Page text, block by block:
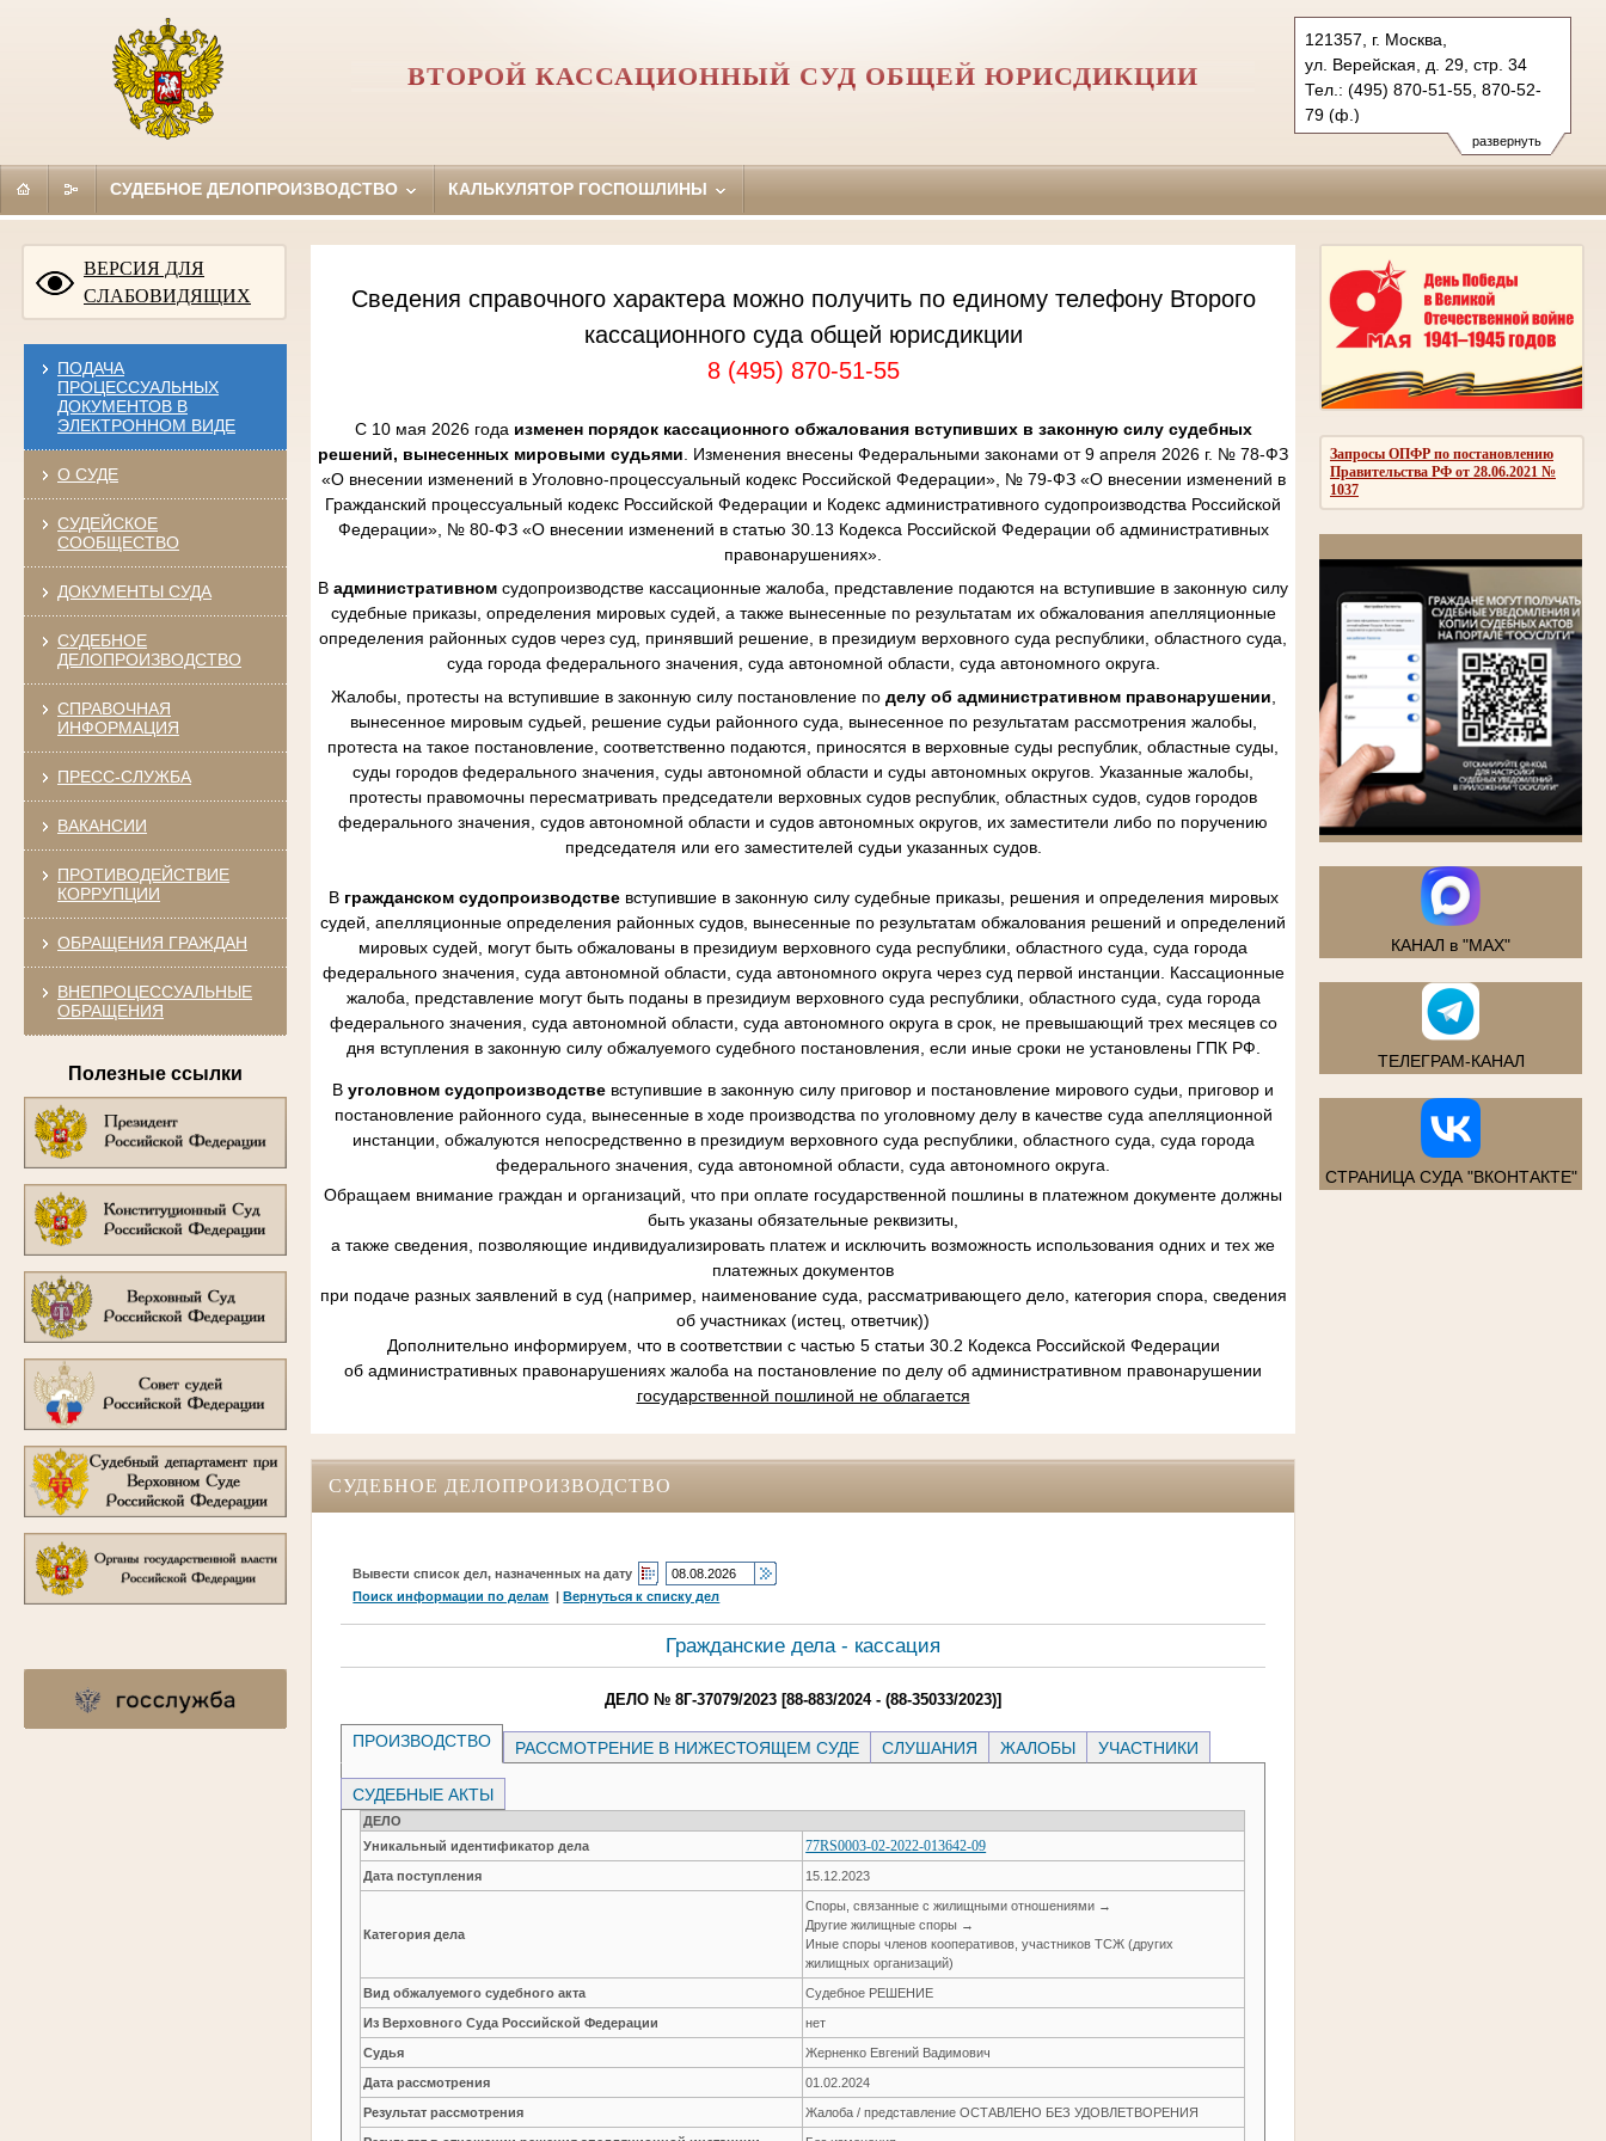
развернуть
121357, г. Москва,
ул. Верейская, д. 29, стр. 34
Тел.: (495) 870-51-55, 870-52-
79 (ф.)
2kas@sudrf.ru
ВТОРОЙ КАССАЦИОННЫЙ СУД ОБЩЕЙ ЮРИСДИКЦИИ
СУДЕБНОЕ ДЕЛОПРОИЗВОДСТВО КАЛЬКУЛЯТОР ГОСПОШЛИНЫ
ВЕРСИЯ ДЛЯ
СЛАБОВИДЯЩИХ
ПОДАЧА
ПРОЦЕССУАЛЬНЫХ
ДОКУМЕНТОВ В
ЭЛЕКТРОННОМ ВИДЕ
О СУДЕ
СУДЕЙСКОЕ
СООБЩЕСТВО
ДОКУМЕНТЫ СУДА
СУДЕБНОЕ
ДЕЛОПРОИЗВОДСТВО
СПРАВОЧНАЯ
ИНФОРМАЦИЯ
ПРЕСС-СЛУЖБА
ВАКАНСИИ
ПРОТИВОДЕЙСТВИЕ
КОРРУПЦИИ
ОБРАЩЕНИЯ ГРАЖДАН
ВНЕПРОЦЕССУАЛЬНЫЕ
ОБРАЩЕНИЯ
Полезные ссылки
Запросы ОПФР по постановлению
Правительства РФ от 28.06.2021 №
1037
КАНАЛ в "MAX"
ТЕЛЕГРАМ-КАНАЛ
СТРАНИЦА СУДА "ВКОНТАКТЕ"
Сведения справочного характера можно получить по единому телефону Второго
кассационного суда общей юрисдикции
8 (495) 870-51-55
С 10 мая 2026 года изменен порядок кассационного обжалования вступивших в законную силу судебных
решений, вынесенных мировыми судьями. Изменения внесены Федеральными законами от 9 апреля 2026 г. № 78-ФЗ
«О внесении изменений в Уголовно-процессуальный кодекс Российской Федерации», № 79-ФЗ «О внесении изменений в
Гражданский процессуальный кодекс Российской Федерации и Кодекс административного судопроизводства Российской
Федерации», № 80-ФЗ «О внесении изменений в статью 30.13 Кодекса Российской Федерации об административных
правонарушениях».
В административном судопроизводстве кассационные жалоба, представление подаются на вступившие в законную силу
судебные приказы, определения мировых судей, а также вынесенные по результатам их обжалования апелляционные
определения районных судов через суд, принявший решение, в президиум верховного суда республики, областного суда,
суда города федерального значения, суда автономной области, суда автономного округа.
Жалобы, протесты на вступившие в законную силу постановление по делу об административном правонарушении,
вынесенное мировым судьей, решение судьи районного суда, вынесенное по результатам рассмотрения жалобы,
протеста на такое постановление, соответственно подаются, приносятся в верховные суды республик, областные суды,
суды городов федерального значения, суды автономной области и суды автономных округов. Указанные жалобы,
протесты правомочны пересматривать председатели верховных судов республик, областных судов, судов городов
федерального значения, судов автономной области и судов автономных округов, их заместители либо по поручению
председателя или его заместителей судьи указанных судов.
В гражданском судопроизводствевступившие в законную силу судебные приказы, решения и определения мировых
судей, апелляционные определения районных судов, вынесенные по результатам обжалования решений и определений
мировых судей, могут быть обжалованы в президиум верховного суда республики, областного суда, суда города
федерального значения, суда автономной области, суда автономного округа через суд первой инстанции. Кассационные
жалоба, представление могут быть поданы в президиум верховного суда республики, областного суда, суда города
федерального значения, суда автономной области, суда автономного округа в срок, не превышающий трех месяцев со
дня вступления в законную силу обжалуемого судебного постановления, если иные сроки не установлены ГПК РФ.
В уголовном судопроизводстве вступившие в законную силу приговор и постановление мирового судьи, приговор и
постановление районного суда, вынесенные в ходе производства по уголовному делу в качестве суда апелляционной
инстанции, обжалуются непосредственно в президиум верховного суда республики, областного суда, суда города
федерального значения, суда автономной области, суда автономного округа.
Обращаем внимание граждан и организаций, что при оплате государственной пошлины в платежном документе должны
быть указаны обязательные реквизиты,
а также сведения, позволяющие индивидуализировать платеж и исключить возможность использования одних и тех же
платежных документов
при подаче разных заявлений в суд (например, наименование суда, рассматривающего дело, категория спора, сведения
об участниках (истец, ответчик))
Дополнительно информируем, что в соответствии с частью 5 статьи 30.2 Кодекса Российской Федерации
об административных правонарушениях жалоба на постановление по делу об административном правонарушении
государственной пошлиной не облагается
СУДЕБНОЕ ДЕЛОПРОИЗВОДСТВО
Вывести список дел, назначенных на дату
Поиск информации по делам |Вернуться к списку дел
Гражданские дела - кассация
ДЕЛО № 8Г-37079/2023 [88-883/2024 - (88-35033/2023)]
ПРОИЗВОДСТВО РАССМОТРЕНИЕ В НИЖЕСТОЯЩЕМ СУДЕ СЛУШАНИЯ ЖАЛОБЫ УЧАСТНИКИ
СУДЕБНЫЕ АКТЫ
ДЕЛО
Уникальный идентификатор дела
77RS0003-02-2022-013642-09
Дата поступления 15.12.2023
Категория дела
Споры, связанные с жилищными отношениями →
Другие жилищные споры →
Иные споры членов кооперативов, участников ТСЖ (других
жилищных организаций)
Вид обжалуемого судебного акта Судебное РЕШЕНИЕ
Из Верховного Суда Российской Федерации нет
Судья Жерненко Евгений Вадимович
Дата рассмотрения 01.02.2024
Результат рассмотрения Жалоба / представление ОСТАВЛЕНО БЕЗ УДОВЛЕТВОРЕНИЯ